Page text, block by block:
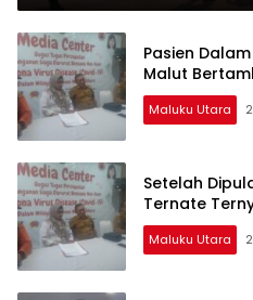
Pasien
Malut
Maluku Utara
Setelah
Ternate
Maluku Utara